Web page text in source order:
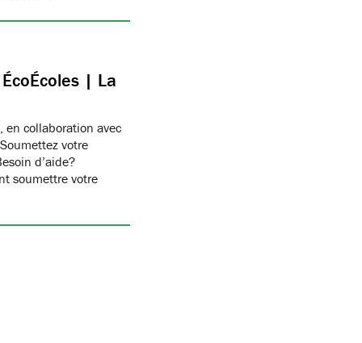
| La
en collaboration avec
votre
d’aide?
soumettre votre